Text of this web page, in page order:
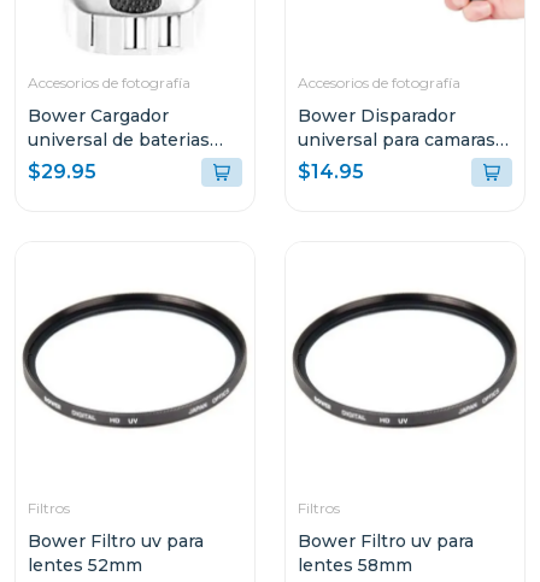
Accesorios de fotografía
Bower Cargador
universal de baterias
con funcion carga rapida
$29.95
Accesorios de fotografía
Bower Disparador
universal para camaras
dSLR
$14.95
Filtros
Bower Filtro uv para
lentes 52mm
Filtros
Bower Filtro uv para
lentes 58mm